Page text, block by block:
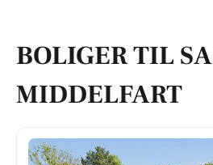
BOLIGER TIL
MIDDELFART